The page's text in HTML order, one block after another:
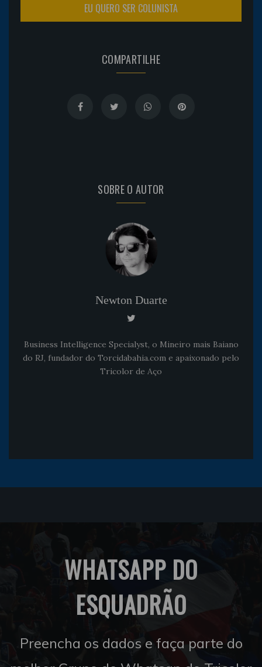
EU QUERO SER COLUNISTA
COMPARTILHE
SOBRE O AUTOR
Newton Duarte
Business Intelligence Specialyst, o Mineiro mais Baiano
do RJ, fundador do Torcidabahia.com e apaixonado pelo
Tricolor de Aço
WHATSAPP DO
ESQUADRÃO
Preencha os dados e faça parte do